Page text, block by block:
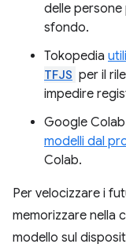
delle
sfondo.
Tokopedia
TFJS per il
impedire
Google
modelli dal
Colab.
Per velocizzare i
memorizzare nella
modello sul